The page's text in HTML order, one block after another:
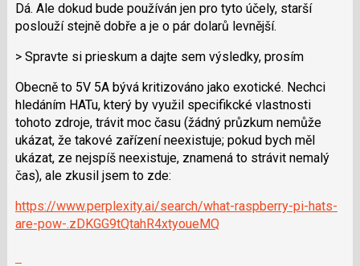
klávesy
N
následující
a
P
pro
předchozí
nový
názor
Dá. Ale dokud bude používán jen pro tyto účely, starší
poslouží stejně dobře a je o pár dolarů levnější.
> Spravte si prieskum a dajte sem výsledky, prosím
Obecně to 5V 5A bývá kritizováno jako exotické. Nechci
hledáním HATu, který by využil specifikcké vlastnosti
tohoto zdroje, trávit moc času (žádný průzkum nemůže
ukázat, že takové zařízení neexistuje; pokud bych měl
ukázat, ze nejspíš neexistuje, znamená to strávit nemalý
čas), ale zkusil jsem to zde:
https://www.perplexity.ai/search/what-raspberry-pi-hats-
are-pow-.zDKGG9tQtahR4xtyoueMQ